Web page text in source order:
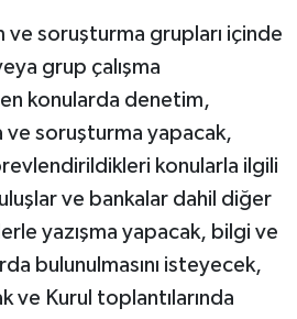
soruşturma grupları içinde
grup çalışma
konularda denetim,
ve soruşturma yapacak,
konularla ilgili
ve bankalar dahil diğer
yazışma yapacak, bilgi ve
bulunulmasını isteyecek,
ve Kurul toplantılarında